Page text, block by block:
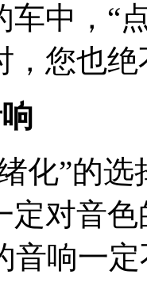
车中，“
，您也
化”的
定对音
音响一